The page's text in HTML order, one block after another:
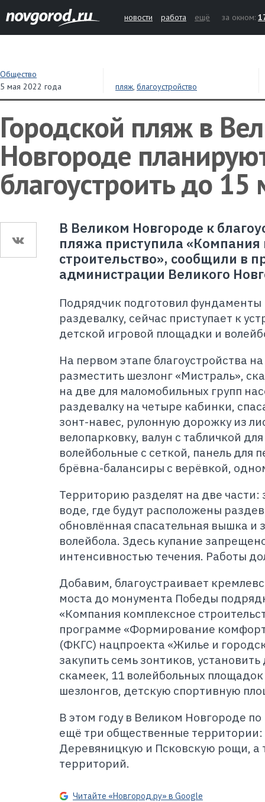
новости работа ещё за окном:
Общество
5 мая 2022 года
пляж, благоустройство
Городской пляж в
Новгороде
благоустроить до 15
В Великом Новгороде к
пляжа приступила «Компания
строительство», сообщили в
администрации Великого
Подрядчик подготовил
раздевалку, сейчас приступает к
детской игровой площадки и
На первом этапе благоустройства
разместить шезлонг «Мистраль»,
на две для маломобильных групп
раздевалку на четыре кабинки,
зонт-навес, рулонную дорожку из
велопарковку, валун с табличкой
волейбольные с сеткой, панель для
брёвна-балансиры с верёвкой,
Территорию разделят на две части:
воде, где будут расположены
обновлённая спасательная вышка и
волейбола. Здесь купание
интенсивностью течения. Работы
Добавим, благоустраивает
моста до монумента Победы
«Компания комплексное
программе «Формирование
(ФКГС) нацпроекта «Жилье и
закупить семь зонтиков,
скамеек, 11 волейбольных
шезлонгов, детскую спортивную
В этом году в Великом Новгороде по
ещё три общественные
Деревяницкую и Псковскую рощи, а
территорий.
Читайте «Новгород.ру» в Google